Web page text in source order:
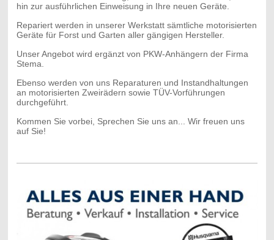
hin zur ausführlichen Einweisung in Ihre neuen Geräte.
Repariert werden in unserer Werkstatt sämtliche motorisierten
Geräte für Forst und Garten aller gängigen Hersteller.
Unser Angebot wird ergänzt von PKW-Anhängern der Firma
Stema.
Ebenso werden von uns Reparaturen und Instandhaltungen
an motorisierten Zweirädern sowie TÜV-Vorführungen
durchgeführt.
Kommen Sie vorbei, Sprechen Sie uns an... Wir freuen uns
auf Sie!